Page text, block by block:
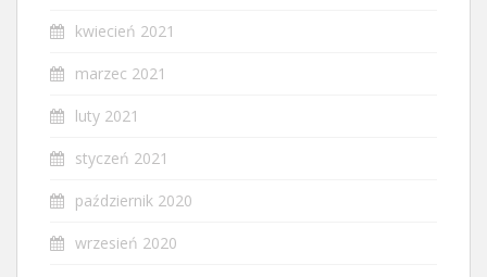
kwiecień 2021
marzec 2021
luty 2021
styczeń 2021
październik 2020
wrzesień 2020